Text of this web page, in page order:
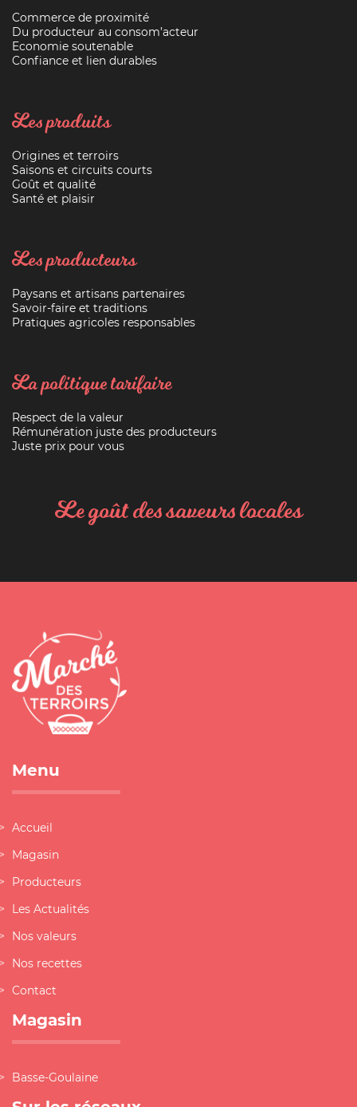
Commerce de proximité
Du producteur au consom’acteur
Economie soutenable
Confiance et lien durables
Les produits
Origines et terroirs
Saisons et circuits courts
Goût et qualité
Santé et plaisir
Les producteurs
Paysans et artisans partenaires
Savoir-faire et traditions
Pratiques agricoles responsables
La politique tarifaire
Respect de la valeur
Rémunération juste des producteurs
Juste prix pour vous
Le goût des saveurs locales
Menu
Accueil
Magasin
Producteurs
Les Actualités
Nos valeurs
Nos recettes
Contact
Magasin
Basse-Goulaine